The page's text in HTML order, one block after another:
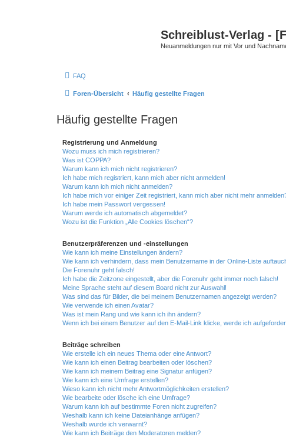
Schreiblust-Verlag -
Neuanmeldungen nur mit Vor und
FAQ
Foren-Übersicht Häufig gestellte Fragen
Häufig gestellte Fragen
Registrierung und Anmeldung
Wozu muss ich mich registrieren?
Was ist COPPA?
Warum kann ich mich nicht registrieren?
Ich habe mich registriert, kann mich aber nicht anmelden!
Warum kann ich mich nicht anmelden?
Ich habe mich vor einiger Zeit registriert, kann mich aber nicht mehr
Ich habe mein Passwort vergessen!
Warum werde ich automatisch abgemeldet?
Wozu ist die Funktion „Alle Cookies löschen“?
Benutzerpräferenzen und -einstellungen
Wie kann ich meine Einstellungen ändern?
Wie kann ich verhindern, dass mein Benutzername in der Online-Liste
Die Forenuhr geht falsch!
Ich habe die Zeitzone eingestellt, aber die Forenuhr geht immer noch falsch!
Meine Sprache steht auf diesem Board nicht zur Auswahl!
Was sind das für Bilder, die bei meinem Benutzernamen angezeigt werden?
Wie verwende ich einen Avatar?
Was ist mein Rang und wie kann ich ihn ändern?
Wenn ich bei einem Benutzer auf den E-Mail-Link klicke, werde ich
Beiträge schreiben
Wie erstelle ich ein neues Thema oder eine Antwort?
Wie kann ich einen Beitrag bearbeiten oder löschen?
Wie kann ich meinem Beitrag eine Signatur anfügen?
Wie kann ich eine Umfrage erstellen?
Wieso kann ich nicht mehr Antwortmöglichkeiten erstellen?
Wie bearbeite oder lösche ich eine Umfrage?
Warum kann ich auf bestimmte Foren nicht zugreifen?
Weshalb kann ich keine Dateianhänge anfügen?
Weshalb wurde ich verwarnt?
Wie kann ich Beiträge den Moderatoren melden?